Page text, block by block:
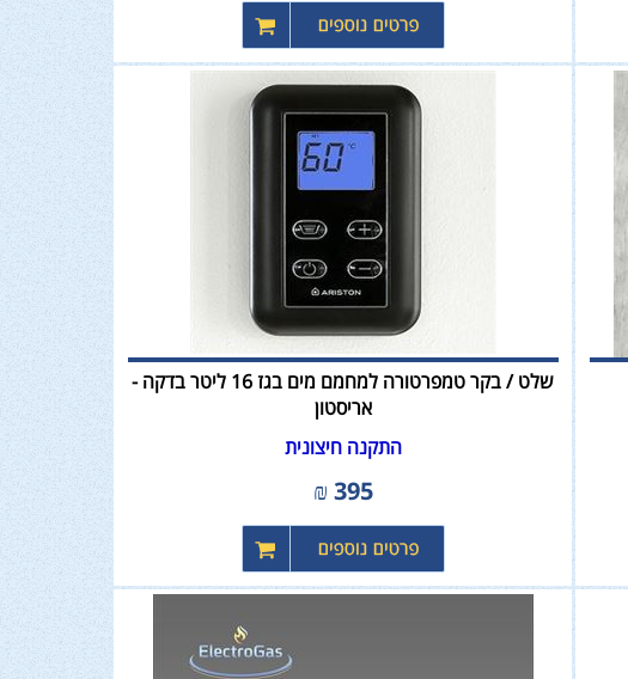
שלט / בקר טמפרטורה למחמם מים בגז 16 ליטר בדקה -
אריסטון
התקנה חיצונית
395
₪